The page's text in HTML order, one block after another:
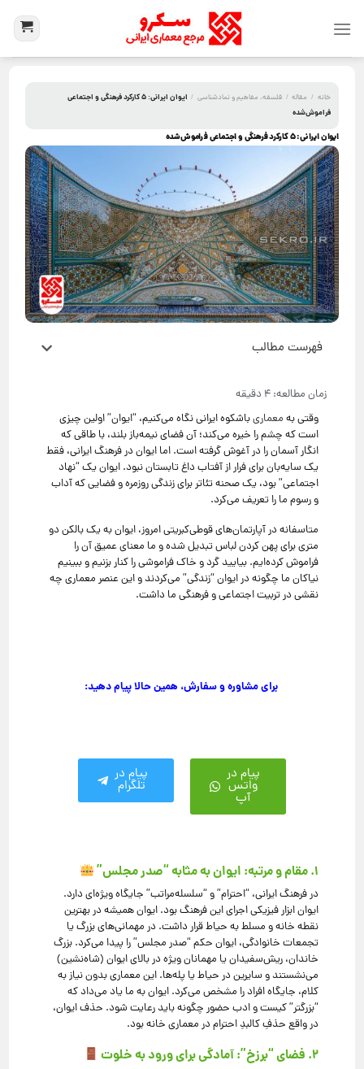
خانه / مقاله / فلسفه، مفاهیم و نمادشناسی /
ایوان ایرانی: ۵ کارکرد فرهنگی و اجتماعی
فراموش‌شده
ایوان ایرانی: ۵ کارکرد فرهنگی و اجتماعی فراموش‌شده
فهرست مطالب
وقتی به معماریباشکوه ایرانی نگاه می‌کنیم، “ایوان” اولین چیزی
است که چشم را خیره می‌کند؛ آن فضای نیمه‌باز بلند، با طاقی که
انگار آسمان را در آغوش گرفته است. اما ایوان در فرهنگ ایرانی، فقط
یک سایه‌بان برای فرار از آفتاب داغ تابستان نبود. ایوان یک “نهاد
اجتماعی” بود، یک صحنه تئاتر برای زندگی روزمره و فضایی که آداب
و رسوم ما را تعریف می‌کرد.
متاسفانه در آپارتمان‌های قوطی‌کبریتی امروز، ایوان به یک بالکن دو
متری برای پهن کردن لباس تبدیل شده و ما معنای عمیق آن را
فراموش کرده‌ایم. بیایید گرد و خاک فراموشی را کنار بزنیم و ببینیم
نیاکان ما چگونه در ایوان “زندگی” می‌کردند و این عنصر معماری چه
نقشی در تربیت اجتماعی و فرهنگی ما داشت.
برای مشاوره و سفارش، همین حالا پیام دهید:
پیام در
واتس
آپ
پیام در
تلگرام
۱. مقام و مرتبه: ایوان به مثابه “صدر مجلس”
در فرهنگ ایرانی، “احترام” و “سلسله‌مراتب” جایگاه ویژه‌ای دارد.
ایوان ابزار فیزیکی اجرای این فرهنگ بود. ایوان همیشه در بهترین
نقطه خانه و مسلط به حیاط قرار داشت. در مهمانی‌های بزرگ یا
تجمعات خانوادگی، ایوان حکم “صدر مجلس” را پیدا می‌کرد. بزرگ
خاندان، ریش‌سفیدان یا مهمانان ویژه در بالای ایوان (شاه‌نشین)
می‌نشستند و سایرین در حیاط یا پله‌ها. این معماری بدون نیاز به
کلام، جایگاه افراد را مشخص می‌کرد. ایوان به ما یاد می‌داد که
“بزرگتر” کیست و ادب حضور چگونه باید رعایت شود. حذف ایوان،
در واقع حذفِ کالبدِ احترام در معماری خانه بود.
۲. فضای “برزخ”: آمادگی برای ورود به خلوت